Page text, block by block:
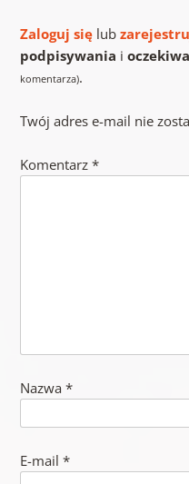
Zaloguj sięlub
podpisywania i
komentarza).
Twój adres e-mail nie
Komentarz *
Nazwa *
E-mail *